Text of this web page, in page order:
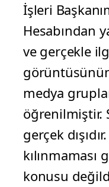
İşleri
Hesabından
ve gerçekle
medya
öğrenilmiştir.
gerçek
konusu